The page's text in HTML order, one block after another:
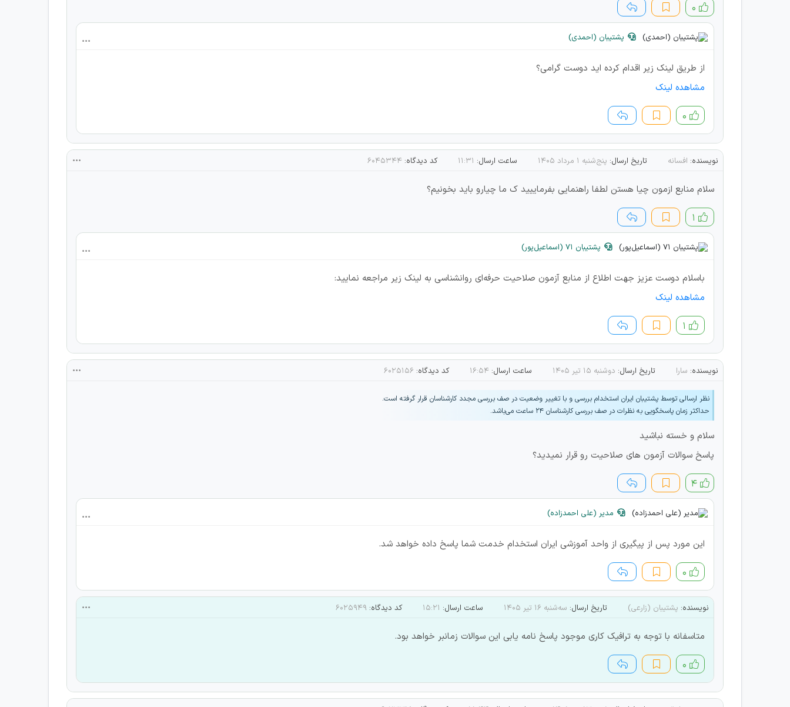
۰
پشتیبان (احمدی)
از طریق لینک زیر اقدام کرده اید دوست گرامی؟
مشاهده لینک
۰
نویسنده: افسانه تاریخ ارسال: پنج‌شنبه ۱ مرداد ۱۴۰۵ ساعت ارسال: ۱۱:۳۱ کد دیدگاه: ۶۰۴۵۳۴۴
سلام منابع ازمون چیا هستن لطفا راهنمایی بفرماییید ک ما چیارو باید بخونیم؟
۱
پشتیبان 71 (اسماعیل‌پور)
باسلام دوست عزیز جهت اطلاع از منابع آزمون صلاحیت حرفه‌ای روانشناسی به لینک زیر مراجعه نمایید:
مشاهده لینک
۱
نویسنده: سارا تاریخ ارسال: دوشنبه ۱۵ تیر ۱۴۰۵ ساعت ارسال: ۱۶:۵۴ کد دیدگاه: ۶۰۲۵۱۵۶
نظر ارسالی توسط پشتیبان ایران استخدام بررسی و با تغییر وضعیت در صف بررسی مجدد کارشناسان قرار گرفته است.
حداکثر زمان پاسخگویی به نظرات در صف بررسی کارشناسان 24 ساعت می‌باشد.
سلام و خسته نباشید
پاسخ سوالات آزمون های صلاحیت رو قرار نمیدید؟
۴
مدیر (علی احمدزاده)
این مورد پس از پیگیری از واحد آموزشی ایران استخدام خدمت شما پاسخ داده خواهد شد.
۰
نویسنده: پشتیبان (زارعی) تاریخ ارسال: سه‌شنبه ۱۶ تیر ۱۴۰۵ ساعت ارسال: ۱۵:۲۱ کد دیدگاه: ۶۰۲۵۹۴۹
متاسفانه با توجه به ترافیک کاری موجود پاسخ نامه یابی این سوالات زمانبر خواهد بود.
۰